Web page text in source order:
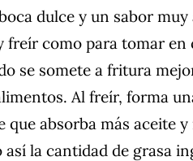
dulce y un sabor muy
como para tomar en
se somete a fritura
Al freír, forma
absorba más aceite
la cantidad de grasa